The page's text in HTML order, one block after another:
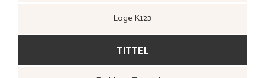
Loge K123
TITTEL